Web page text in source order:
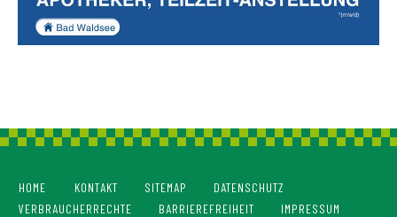
HOME KONTAKT SITEMAP
DATENSCHUTZ
VERBRAUCHERRECHTE
BARRIEREFREIHEIT IMPRESSUM